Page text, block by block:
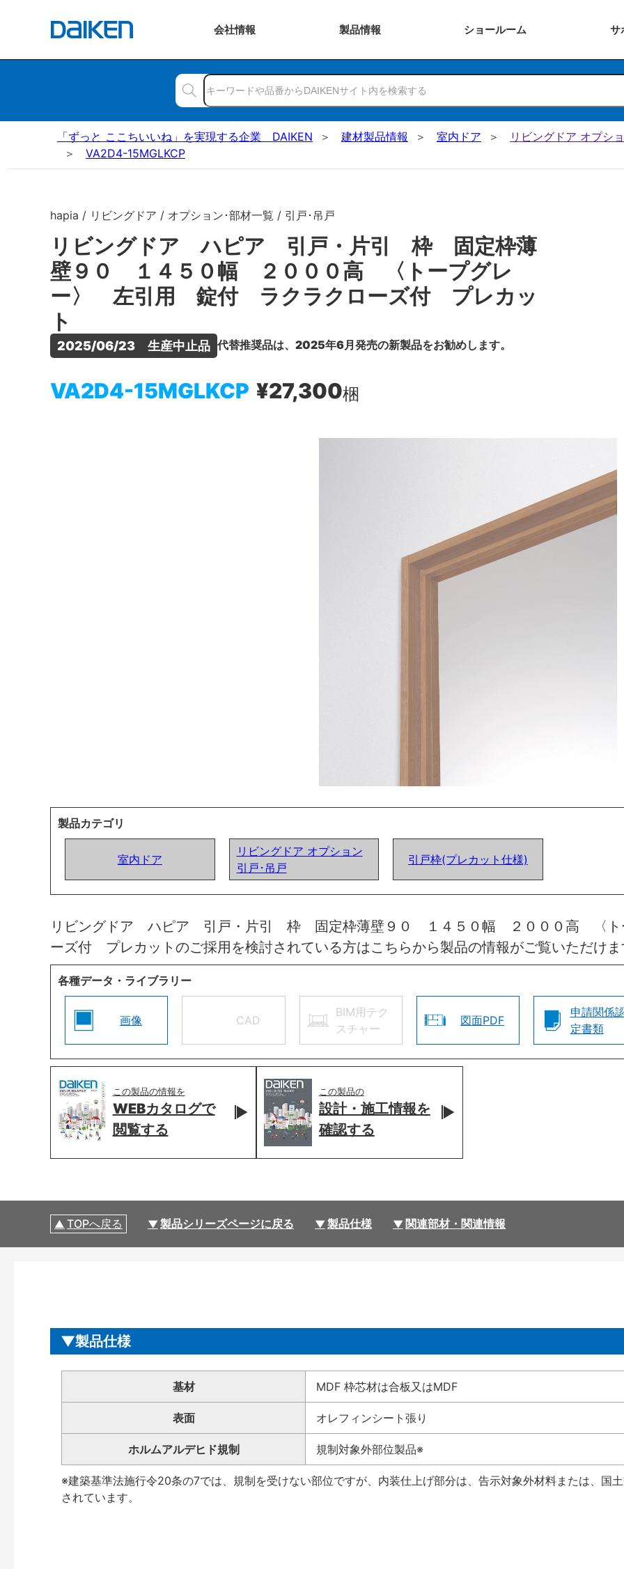
会社情報 製品情報 ショールーム サ
「ずっと ここちいいね」を実現する企業 DAIKEN 建材製品情報 室内ドア
リビングドア オプシ
VA2D4-15MGLKCP
hapia / リビングドア / オプション･部材一覧 / 引戸･吊戸
リビングドア ハピア 引戸・片引 枠 固定枠薄
壁９０ １４５０幅 ２０００高 〈トープグレ
ー〉 左引用 錠付 ラクラクローズ付 プレカッ
ト
2025/06/23　生産中止品 代替推奨品は、2025年6月発売の新製品をお勧めします。
VA2D4-15MGLKCP ¥27,300梱
製品カテゴリ
室内ドア
リビングドア オプション
引戸･吊戸
引戸枠(プレカット仕様)
リビングドア ハピア 引戸・片引 枠 固定枠薄壁９０ １４５０幅 ２０００高 〈
ーズ付 プレカットのご採用を検討されている方はこちらから製品の情報がご覧いただけま
各種データ・ライブラリー
画像 CAD
BIM用テク
スチャー
図面PDF
申請関係
定書類
この製品の情報を
WEBカタログで
閲覧する
この製品の
設計・施工情報を
確認する
TOPへ戻る 製品シリーズページに戻る 製品仕様 関連部材・関連情報
製品仕様
基材 MDF 枠芯材は合板又はMDF
表面 オレフィンシート張り
ホルムアルデヒド規制 規制対象外部位製品※
※建築基準法施行令20条の7では、規制を受けない部位ですが、内装仕上げ部分は、告示対象外材料または
されています。